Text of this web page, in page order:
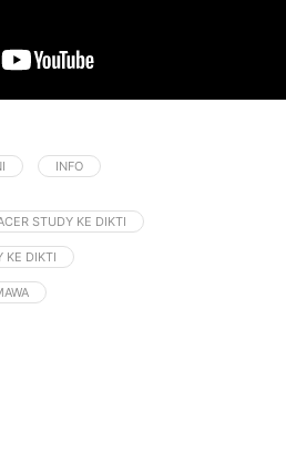
INFO
STUDY KE DIKTI
KE DIKTI